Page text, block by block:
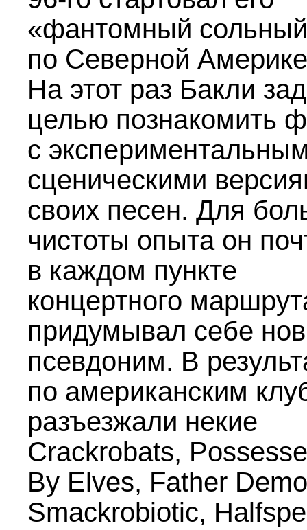
«фантомный
по Северной
На этот раз Бакли
целью познакомить
с
сценическими
своих песен. Для
чистоты опыта он
в каждом пункте
концертного
придумывал себе
псевдоним. В
по американским
разъезжали некие
Crackrobats,
By Elves, Father
Smackrobiotic,